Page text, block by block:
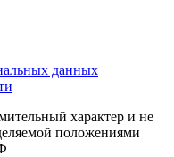
данных
характер и не
положениями